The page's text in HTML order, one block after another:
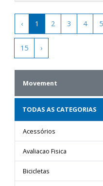
Movement
TODAS AS CATEGORIAS
Acessórios
Avaliacao Fisica
Bicicletas
‹ 1 2 3 4 5
15 ›